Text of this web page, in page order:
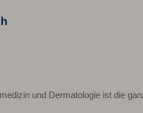
und Dermatologie ist die